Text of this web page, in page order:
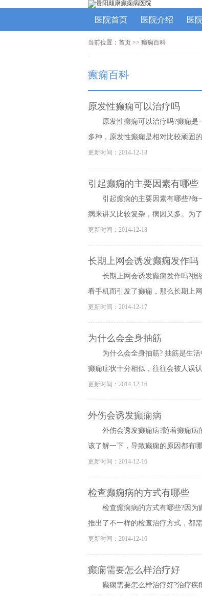
医院首页 医院介绍 医
当前位置： 首页 >> 癫痫百科
癫痫百科
原发性癫痫可以治疗吗
原发性癫痫可以治疗吗?癫痫
多种，原发性癫痫是相对比较顽固
更新时间：2014-12-18
引起癫痫的主要因素有哪些
引起癫痫的主要因素有哪些?
病来讲又比较复杂，病因又多。为
更新时间：2014-12-18
长期上网会诱发癫痫发作吗
长期上网会诱发癫痫发作吗?据
看手机而引发了癫痫，那么长期上
更新时间：2014-12-17
为什么会全身抽筋
为什么会全身抽筋? 抽筋是生
癫痫症状十分相似，往往会被人误
更新时间：2014-12-16
外伤会诱发癫痫病
外伤会诱发癫痫病?随着癫痫
该了解一下，导致癫痫的原因都有
更新时间：2014-12-16
检查癫痫病的方式有哪些
检查癫痫病的方式有哪些?因
推出了不一样的检查治疗方式，都
更新时间：2014-12-16
癫痫需要怎么样治疗好
癫痫需要怎么样治疗好?治疗